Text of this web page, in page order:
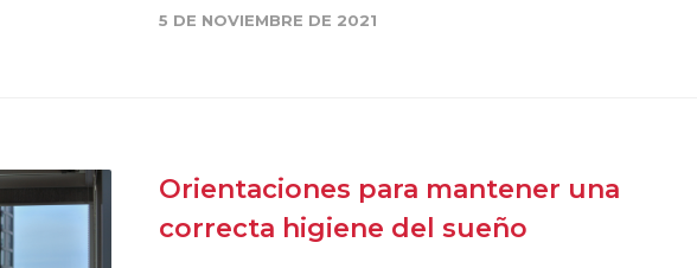
5 DE NOVIEMBRE DE 2021
Orientaciones para mantener una
correcta higiene del sueño